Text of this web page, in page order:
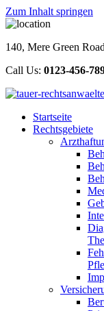
Zum Inhalt springen
140, Mere Green
Call Us: 0123-456-
Startseite
Rechtsgebiete